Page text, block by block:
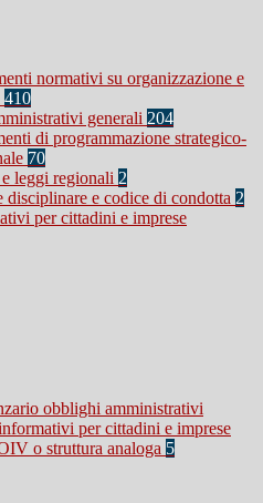
normativi su organizzazione e
410
generali 204
di programmazione strategico-
70
leggi regionali 2
disciplinare e codice di condotta 2
per cittadini e imprese
obblighi amministrativi
per cittadini e imprese
o struttura analoga 5